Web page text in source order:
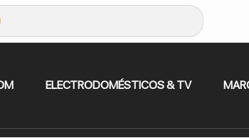
ELECTRODOMÉSTICOS & TV